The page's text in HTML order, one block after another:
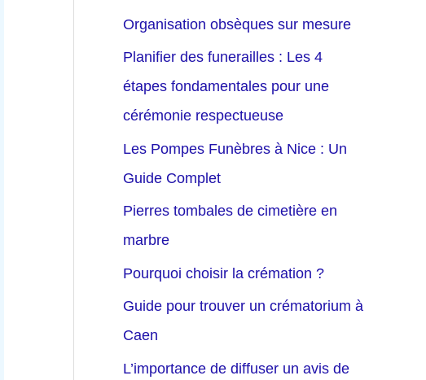
Organisation obsèques sur mesure
Planifier des funerailles : Les 4
étapes fondamentales pour une
cérémonie respectueuse
Les Pompes Funèbres à Nice : Un
Guide Complet
Pierres tombales de cimetière en
marbre
Pourquoi choisir la crémation ?
Guide pour trouver un crématorium à
Caen
L’importance de diffuser un avis de